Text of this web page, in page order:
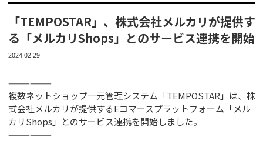
「TEMPOSTAR」、株式会社メルカリが提供す
る「メルカリShops」とのサービス連携を開始
2024.02.29
——————
複数ネットショップ一元管理システム「TEMPOSTAR」は、株
式会社メルカリが提供するEコマースプラットフォーム「メル
カリShops」とのサービス連携を開始しました。
——————